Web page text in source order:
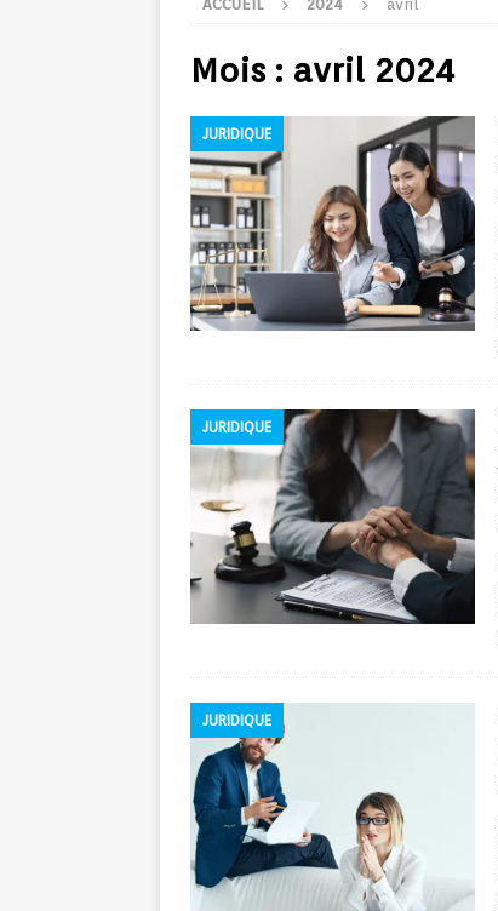
ACCUEIL 2024 avril
Mois : avril 2024
JURIDIQUE
JURIDIQUE
JURIDIQUE